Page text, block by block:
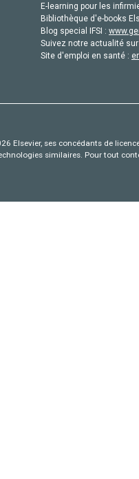
E-learning pour les
Bibliothèque d'e-books
Blog special IFSI :
Suivez notre actualité
Site d'emploi en santé :
Elsevier, ses concédants de
similaires. Pour tout